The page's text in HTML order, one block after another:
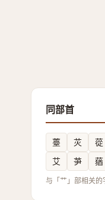
同部首
薹 苂 蓯
艾
芛 蕕
与「艹」部相关的